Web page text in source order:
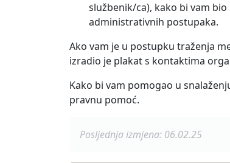
službenik/ca), kako bi vam
administrativnih postupaka.
Ako vam je u postupku traženja
izradio je plakat s kontaktima
Kako bi vam pomogao u
pravnu pomoć.
Posljednja izmjena: 06.02.25